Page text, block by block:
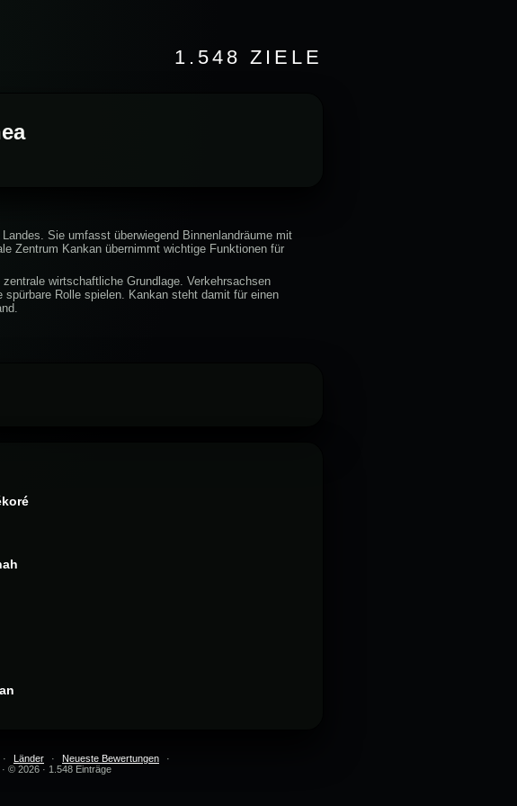
1.548 ZIELE
Sie umfasst überwiegend Binnenlandräume mit
Zentrum Kankan übernimmt wichtige Funktionen für
wirtschaftliche Grundlage. Verkehrsachsen
spürbare Rolle spielen. Kankan steht damit für einen
· Länder · Neueste Bewertungen
·
· © 2026 · 1.548 Einträge